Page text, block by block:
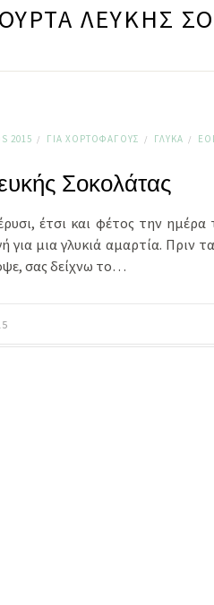
ΛΕΥΚΉΣ
2015 / ΓΙΑ ΧΟΡΤΟΦΆΓΟΥΣ / ΓΛΥΚΆ /
Σοκολάτας
έτσι και φέτος την ημέρα
για μια γλυκιά αμαρτία. Πριν
σας δείχνω το…